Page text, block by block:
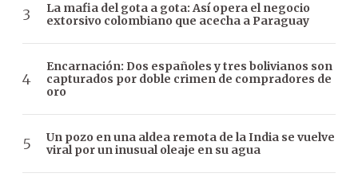
La mafia del gota a gota: Así opera el negocio
extorsivo colombiano que acecha a Paraguay
Encarnación: Dos españoles y tres bolivianos son
capturados por doble crimen de compradores de
oro
Un pozo en una aldea remota de la India se vuelve
viral por un inusual oleaje en su agua